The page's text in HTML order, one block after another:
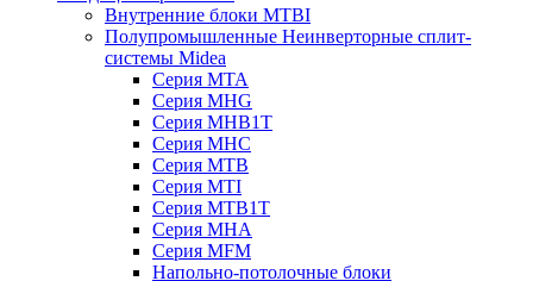
Внутренние блоки MTBI
Полупромышленные Неинверторные сплит-
системы Midea
Серия MTA
Серия MHG
Серия MHB1T
Серия MHC
Серия MTB
Серия MTI
Серия MTB1T
Серия MHA
Серия MFM
Напольно-потолочные блоки